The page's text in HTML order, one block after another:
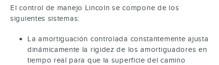
El control de manejo Lincoln se compone de los
siguientes sistemas:
La amortiguación controlada constantemente ajusta
dinámicamente la rigidez de los amortiguadores en
tiempo real para que la superficie del camino